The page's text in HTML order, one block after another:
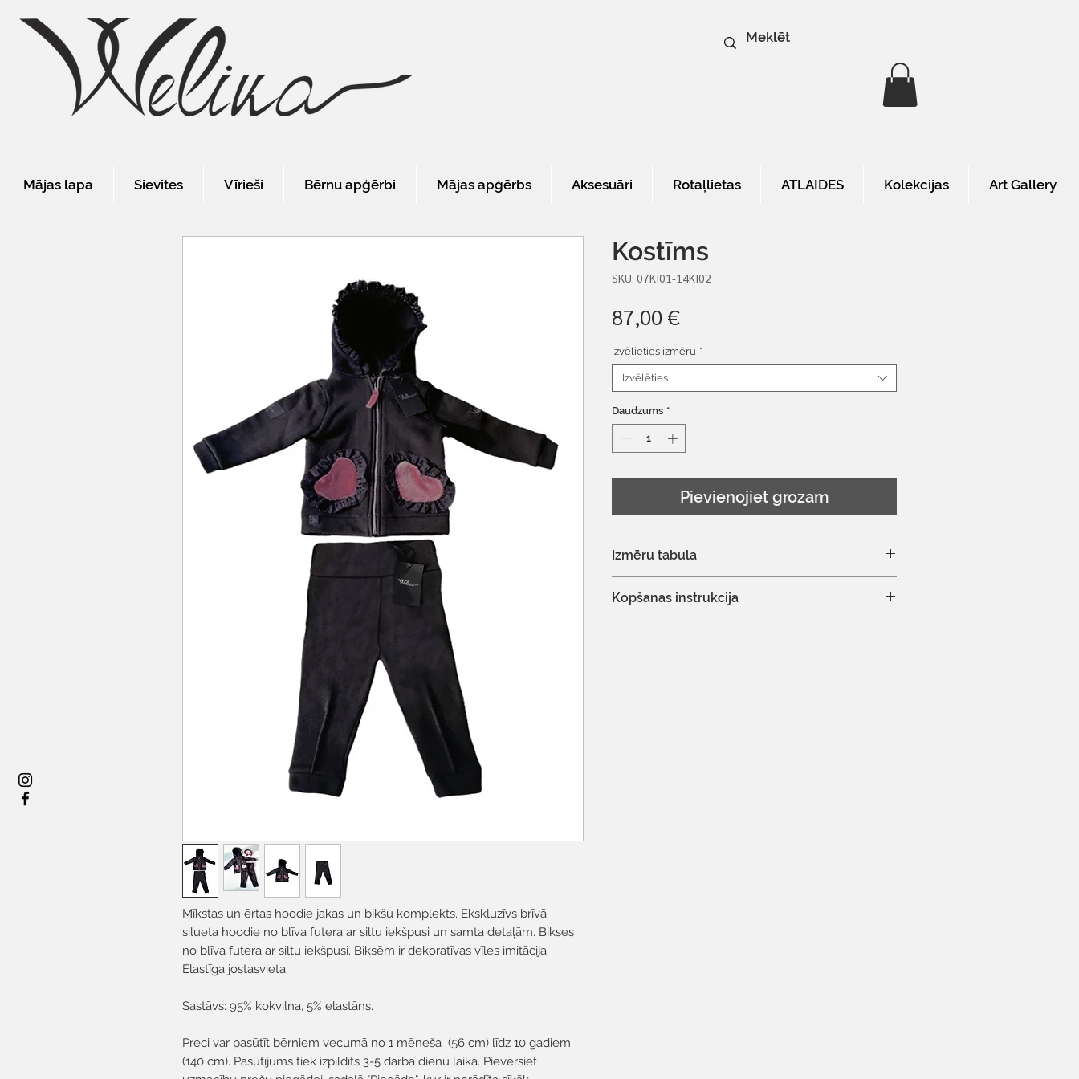
Mājas lapa Sievites Vīrieši Bērnu apģērbi Mājas apģērbs Aksesuāri Rotaļlietas ATLAIDES Kolekcijas Art Gallery
Mīkstas un ērtas hoodie jakas un bikšu komplekts. Ekskluzīvs brīvā
silueta hoodie no blīva futera ar siltu iekšpusi un samta detaļām. Bikses
no blīva futera ar siltu iekšpusi. Biksēm ir dekoratīvas vīles imitācija.
Elastīga jostasvieta.
Sastāvs: 95% kokvilna, 5% elastāns.
Preci var pasūtīt bērniem vecumā no 1 mēneša (56 cm) līdz 10 gadiem
(140 cm). Pasūtījums tiek izpildīts 3-5 darba dienu laikā. Pievērsiet
Kostīms
SKU: 07KI01-14KI02
87,00 €Cena
Izvēlieties izmēru *
Izvēlēties
Daudzums *
Pievienojiet grozam
Izmēru tabula
Kopšanas instrukcija